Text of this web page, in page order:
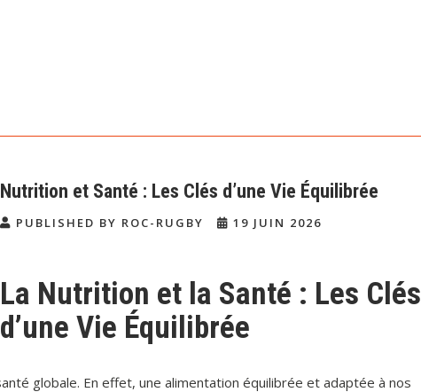
Nutrition et Santé : Les Clés d’une Vie Équilibrée
PUBLISHED BY ROC-RUGBY 19 JUIN 2026
La Nutrition et la Santé : Les Clés
d’une Vie Équilibrée
globale. En effet, une alimentation équilibrée et adaptée à nos